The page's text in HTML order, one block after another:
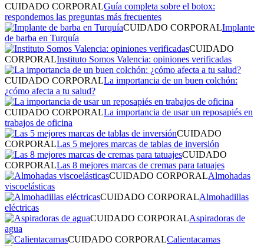
CUIDADO CORPORALGuía completa sobre el botox:
respondemos las preguntas más frecuentes
CUIDADO CORPORALImplante
de barba en Turquía
CUIDADO
CORPORALInstituto Somos Valencia: opiniones verificadas
CUIDADO CORPORALLa importancia de un buen colchón:
¿cómo afecta a tu salud?
CUIDADO CORPORALLa importancia de usar un reposapiés en
trabajos de oficina
CUIDADO
CORPORALLas 5 mejores marcas de tablas de inversión
CUIDADO
CORPORALLas 8 mejores marcas de cremas para tatuajes
CUIDADO CORPORALAlmohadas
viscoelásticas
CUIDADO CORPORALAlmohadillas
eléctricas
CUIDADO CORPORALAspiradoras de
agua
CUIDADO CORPORALCalientacamas